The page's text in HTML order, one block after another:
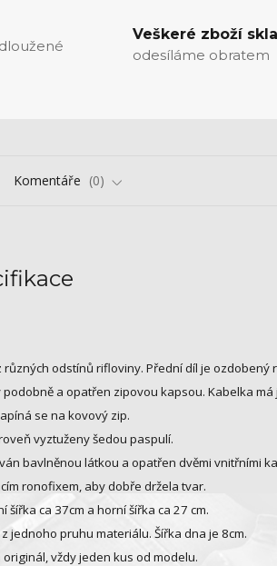
Veškeré zboží
odesíláme obratem
Komentáře 0
různých odstínů rifloviny. Přední díl je
a opatřen zipovou kapsou. Kabelka má
se na kovový zip.
vyztuženy šedou paspulí.
bavlněnou látkou a opatřen dvěmi vnitřními
ronofixem, aby dobře držela tvar.
šířka ca 37cm a horní šířka ca 27 cm.
jednoho pruhu materiálu. Šířka dna je 8cm.
vždy jeden kus od modelu.